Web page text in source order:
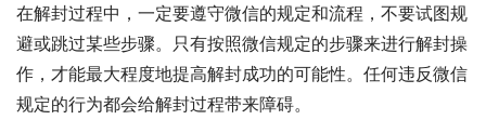
在解封过程中，一定要遵守微信的规定和流程，不要试图规
避或跳过某些步骤。只有按照微信规定的步骤来进行解封操
作，才能最大程度地提高解封成功的可能性。任何违反微信
规定的行为都会给解封过程带来障碍。